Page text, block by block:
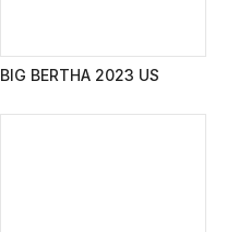
BIG BERTHA 2023 US